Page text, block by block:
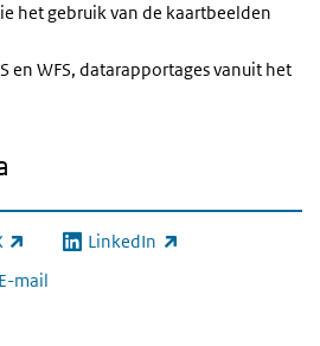
het gebruik van de kaartbeelden
en WFS, datarapportages vanuit het
link) LinkedIn
(externe link)
E-mail